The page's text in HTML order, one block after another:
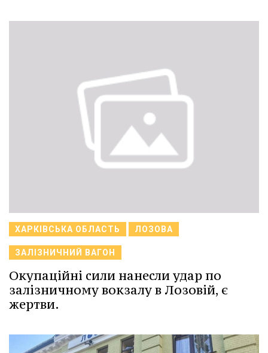
ХАРКІВСЬКА ОБЛАСТЬ ЛОЗОВА
ЗАЛІЗНИЧНИЙ ВАГОН
Окупаційні сили нанесли удар по
залізничному вокзалу в Лозовій, є
жертви.